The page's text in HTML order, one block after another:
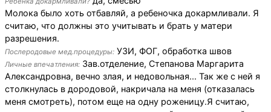
Молока было хоть отбавляй, а ребеночка докармливали. Я
считаю, что должны это учитывать и брать у матери
разрешения.
Послеродовые мед.процедуры: УЗИ, ФОГ, обработка швов
Личные впечатления: Зав.отделение, Степанова Маргарита
Александровна, вечно злая, и недовольная... Так же с ней я
столкнулась в дородовой, накричала на меня (отказалась
меня смотреть), потом еще на одну роженицу.Я считаю,